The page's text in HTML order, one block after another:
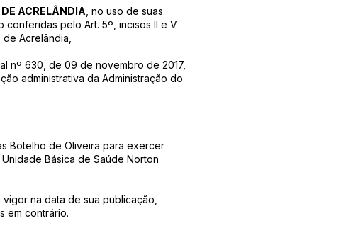
ACRELÂNDIA , no uso de suas
conferidas pelo Art. 5º, incisos II e V
Acrelândia,
nº 630, de 09 de novembro de 2017,
administrativa da Administração do
Botelho de Oliveira para exercer
Básica de Saúde Norton
na data de sua publicação,
em contrário.